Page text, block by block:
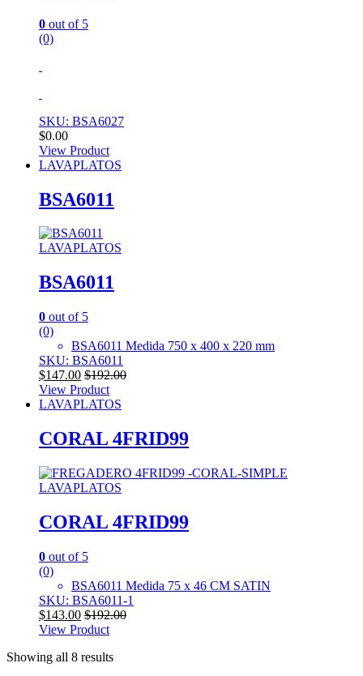
0 out of 5
(0)
SKU: BSA6027
$0.00
View Product
LAVAPLATOS
BSA6011
LAVAPLATOS
BSA6011
0 out of 5
(0)
BSA6011 Medida 750 x 400 x 220 mm
SKU: BSA6011
$147.00 $192.00
View Product
LAVAPLATOS
CORAL 4FRID99
LAVAPLATOS
CORAL 4FRID99
0 out of 5
(0)
BSA6011 Medida 75 x 46 CM SATIN
SKU: BSA6011-1
$143.00 $192.00
View Product
Showing all 8 results